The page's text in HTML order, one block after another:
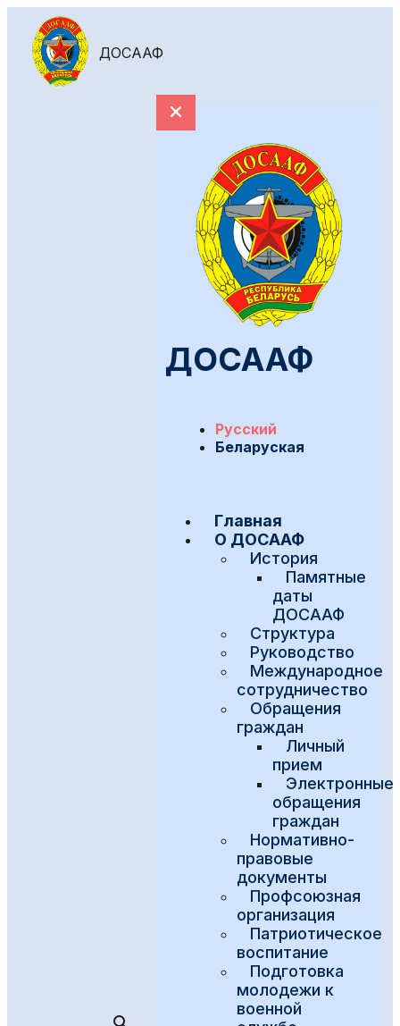
ДОСААФ
ДОСААФ
Русский
Беларуская
Главная
О ДОСААФ
История
Памятные
даты
ДОСААФ
Структура
Руководство
Международное
сотрудничество
Обращения
граждан
Личный
прием
Электронные
обращения
граждан
Нормативно-
правовые
документы
Профсоюзная
организация
Патриотическое
воспитание
Подготовка
молодежи к
военной